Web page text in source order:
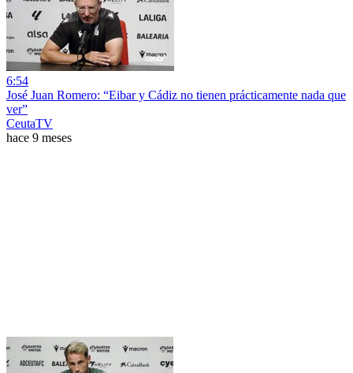
6:54
José Juan Romero: “Eibar y Cádiz no tienen prácticamente nada que
ver”
CeutaTV
hace 9 meses